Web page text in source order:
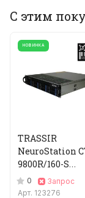
С этим
НОВИНКА
TRASSIR
NeuroStation
9800R/160-S
IP
0
Запрос
Арт. 123276